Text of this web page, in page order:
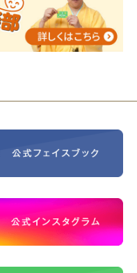
を書いてみよう！
年記念式典 レンブラ